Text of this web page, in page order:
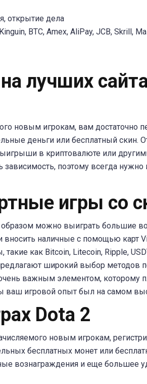
открытие дела
BTC, Amex, AliPay, JCB, Skrill,
лучших
новым игрокам, вам достаточно
деньги или бесплатный скин.
в криптовалюте или
поэтому всегда нужно
игры со
можно выиграть большие
наличные с помощью карт
как Bitcoin, Litecoin, Ripple,
широкий выбор методов
важным элементом, которому
ваш игровой опыт был на самом
Dota 2
новым игрокам,
бесплатных монет или
вознаграждения и еще большее